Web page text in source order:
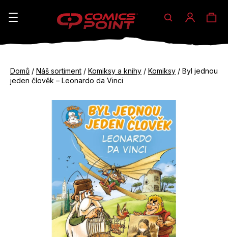
Hledat
Domů / Náš sortiment / Komiksy a knihy / Komiksy / Byl jednou
jeden člověk – Leonardo da Vinci
K
do
do